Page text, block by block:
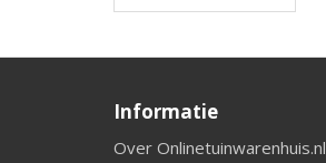
Informatie
Over Onlinetuinwarenhuis.nl